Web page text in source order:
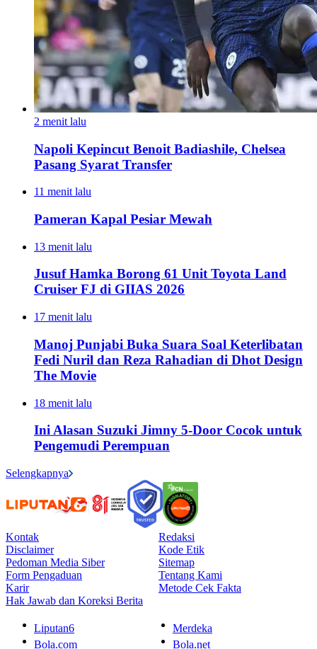
2 menit lalu
Napoli Kepincut Benoit Badiashile, Chelsea
Pasang Syarat Transfer
11 menit lalu
Pameran Kapal Pesiar Mewah
13 menit lalu
Jusuf Hamka Borong 61 Unit Toyota Land
Cruiser FJ di GIIAS 2026
17 menit lalu
Manoj Punjabi Buka Suara Soal Keterlibatan
Fedi Nuril dan Reza Rahadian di Dhot Design
The Movie
18 menit lalu
Ini Alasan Suzuki Jimny 5-Door Cocok untuk
Pengemudi Perempuan
Selengkapnya
Kontak
Redaksi
Disclaimer
Kode Etik
Pedoman Media Siber
Sitemap
Form Pengaduan
Tentang Kami
Karir
Metode Cek Fakta
Hak Jawab dan Koreksi Berita
Liputan6
Merdeka
Bola.com
Bola.net